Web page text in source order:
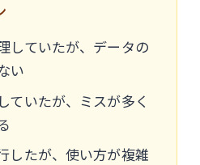
していたが、データの
い
ていたが、ミスが多く
したが、使い方が複雑